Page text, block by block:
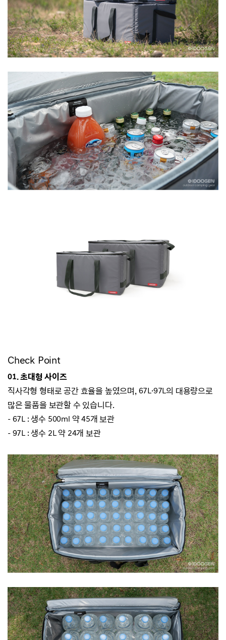
Check Point
01. 초대형 사이즈
직사각형 형태로 공간 효율을 높였으며, 67L·97L의 대용량으로
많은 물품을 보관할 수 있습니다.
- 67L : 생수 500ml 약 45개 보관
- 97L : 생수 2L 약 24개 보관